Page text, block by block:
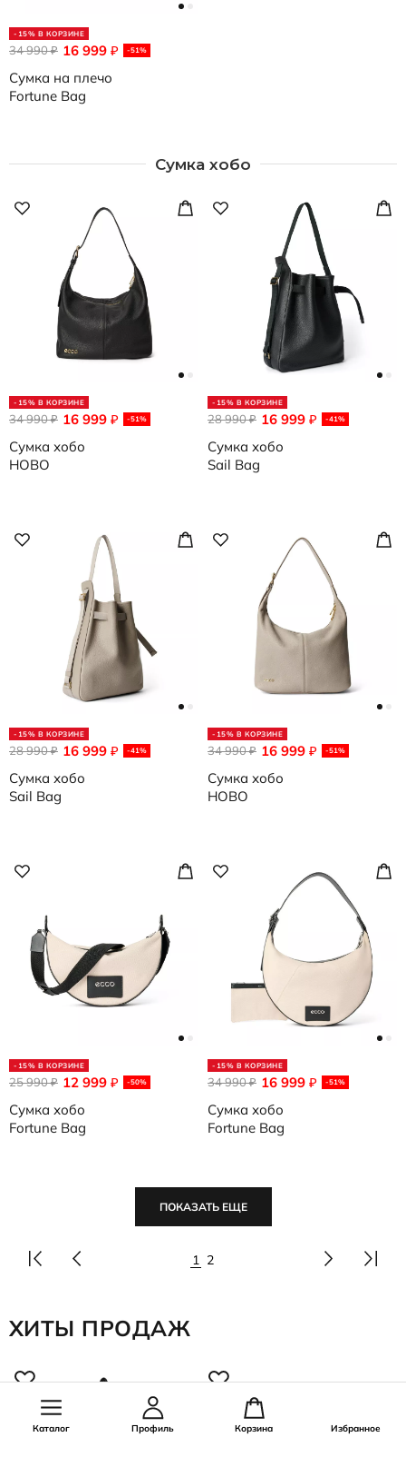
-15% В КОРЗИНЕ
16 999 ₽ -51%
34 990₽
Сумка на плечо
Fortune Bag
Сумка хобо
-15% В КОРЗИНЕ
16 999 ₽ -51%
34 990₽
Сумка хобо
HOBO
-15% В КОРЗИНЕ
16 999 ₽ -41%
28 990₽
Сумка хобо
Sail Bag
-15% В КОРЗИНЕ
16 999 ₽ -41%
28 990₽
Сумка хобо
Sail Bag
-15% В КОРЗИНЕ
16 999 ₽ -51%
34 990₽
Сумка хобо
HOBO
-15% В КОРЗИНЕ
12 999 ₽ -50%
25 990₽
Сумка хобо
Fortune Bag
-15% В КОРЗИНЕ
16 999 ₽ -51%
34 990₽
Сумка хобо
Fortune Bag
ПОКАЗАТЬ ЕЩЕ
1 2
ХИТЫ ПРОДАЖ
Каталог Профиль Корзина Избранное